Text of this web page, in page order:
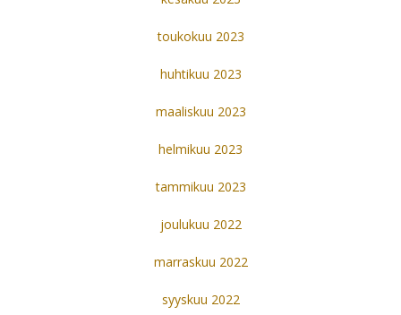
toukokuu 2023
huhtikuu 2023
maaliskuu 2023
helmikuu 2023
tammikuu 2023
joulukuu 2022
marraskuu 2022
syyskuu 2022